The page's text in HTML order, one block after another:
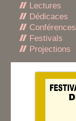
Lectures
Dédicaces
Conférences
Festivals
Projections